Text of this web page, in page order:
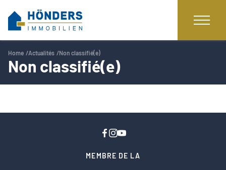
Home Actualités Non classifié(e)
Non classifié(e)
MEMBRE DE LA